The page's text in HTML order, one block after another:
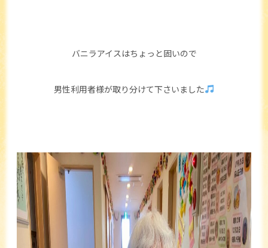
バニラアイスはちょっと固いので
男性利用者様が取り分けて下さいました